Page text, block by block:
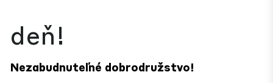
deň!
Nezabudnuteľné dobrodružstvo!